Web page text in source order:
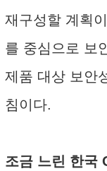
재구성할 계획
를 중심으로 보
제품 대상 보안
침이다.
조금 느린 한국